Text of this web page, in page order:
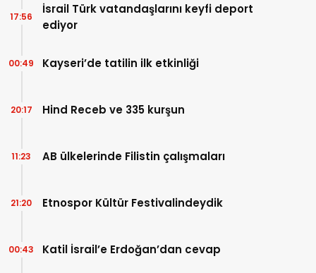
İsrail Türk vatandaşlarını keyfi deport
ediyor
17:56
Kayseri’de tatilin ilk etkinliği
00:49
Hind Receb ve 335 kurşun
20:17
AB ülkelerinde Filistin çalışmaları
11:23
Etnospor Kültür Festivalindeydik
21:20
Katil İsrail’e Erdoğan’dan cevap
00:43